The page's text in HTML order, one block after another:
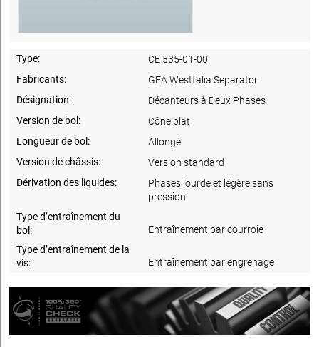
Type:
CE 535-01-00
Fabricants:
GEA Westfalia Separator
Désignation:
Décanteurs à Deux Phases
Version de bol:
Cône plat
Longueur de bol:
Allongé
Version de châssis:
Version standard
Dérivation des liquides:
Phases lourde et légère sans
pression
Type d’entraînement du
bol:
Entraînement par courroie
Type d’entraînement de la
vis:
Entraînement par engrenage